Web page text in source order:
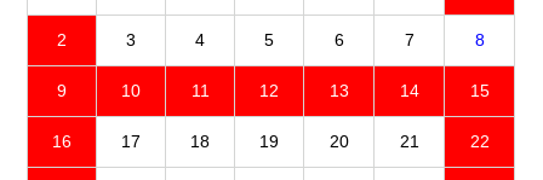
2 3 4 5 6 7 8
9 10 11 12 13 14 15
16 17 18 19 20 21 22